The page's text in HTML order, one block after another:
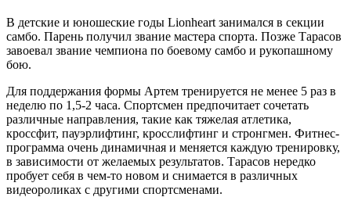
В детские и юношеские годы Lionheart занимался в секции
самбо. Парень получил звание мастера спорта. Позже Тарасов
завоевал звание чемпиона по боевому самбо и рукопашному
бою.
Для поддержания формы Артем тренируется не менее 5 раз в
неделю по 1,5-2 часа. Спортсмен предпочитает сочетать
различные направления, такие как тяжелая атлетика,
кроссфит, пауэрлифтинг, кросслифтинг и стронгмен. Фитнес-
программа очень динамичная и меняется каждую тренировку,
в зависимости от желаемых результатов. Тарасов нередко
пробует себя в чем-то новом и снимается в различных
видеороликах с другими спортсменами.